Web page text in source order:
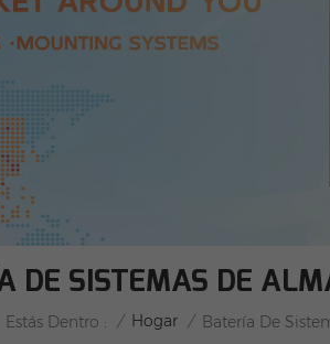
DE SISTEMAS DE
Estás Dentro : / Hogar / Batería De